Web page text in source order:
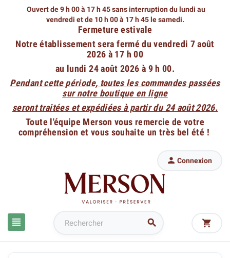
Ouvert de 9 h 00 à 17 h 45 sans interruption du lundi au
vendredi et de 10 h 00 à 17 h 45 le samedi.
Fermeture estivale
Notre établissement sera fermé du vendredi 7 août
2026 à 17 h 00
au lundi 24 août 2026 à 9 h 00.
Pendant cette période, toutes les commandes passées
sur notre boutique en ligne
seront traitées et expédiées à partir du 24 août 2026.
Toute l'équipe Merson vous remercie de votre
compréhension et vous souhaite un très bel été !
 
 Connexion
